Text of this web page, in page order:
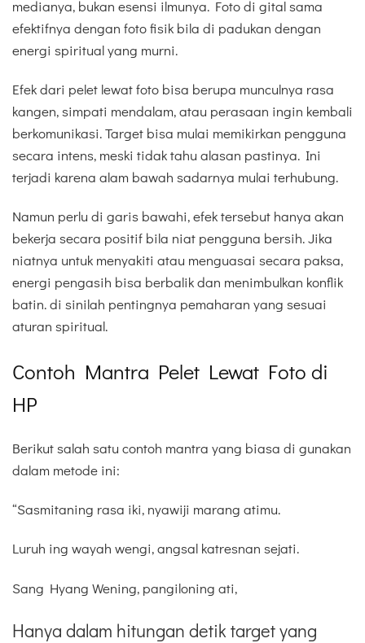
medianya, bukan esensi ilmunya. Foto di gital sama
efektifnya dengan foto fisik bila di padukan dengan
energi spiritual yang murni.
Efek dari pelet lewat foto bisa berupa munculnya rasa
kangen, simpati mendalam, atau perasaan ingin kembali
berkomunikasi. Target bisa mulai memikirkan pengguna
secara intens, meski tidak tahu alasan pastinya. Ini
terjadi karena alam bawah sadarnya mulai terhubung.
Namun perlu di garis bawahi, efek tersebut hanya akan
bekerja secara positif bila niat pengguna bersih. Jika
niatnya untuk menyakiti atau menguasai secara paksa,
energi pengasih bisa berbalik dan menimbulkan konflik
batin. di sinilah pentingnya pemaharan yang sesuai
aturan spiritual.
Contoh Mantra Pelet Lewat Foto di
HP
Berikut salah satu contoh mantra yang biasa di gunakan
dalam metode ini:
“Sasmitaning rasa iki, nyawiji marang atimu.
Luruh ing wayah wengi, angsal katresnan sejati.
Sang Hyang Wening, pangiloning ati,
Hanya dalam hitungan detik target yang